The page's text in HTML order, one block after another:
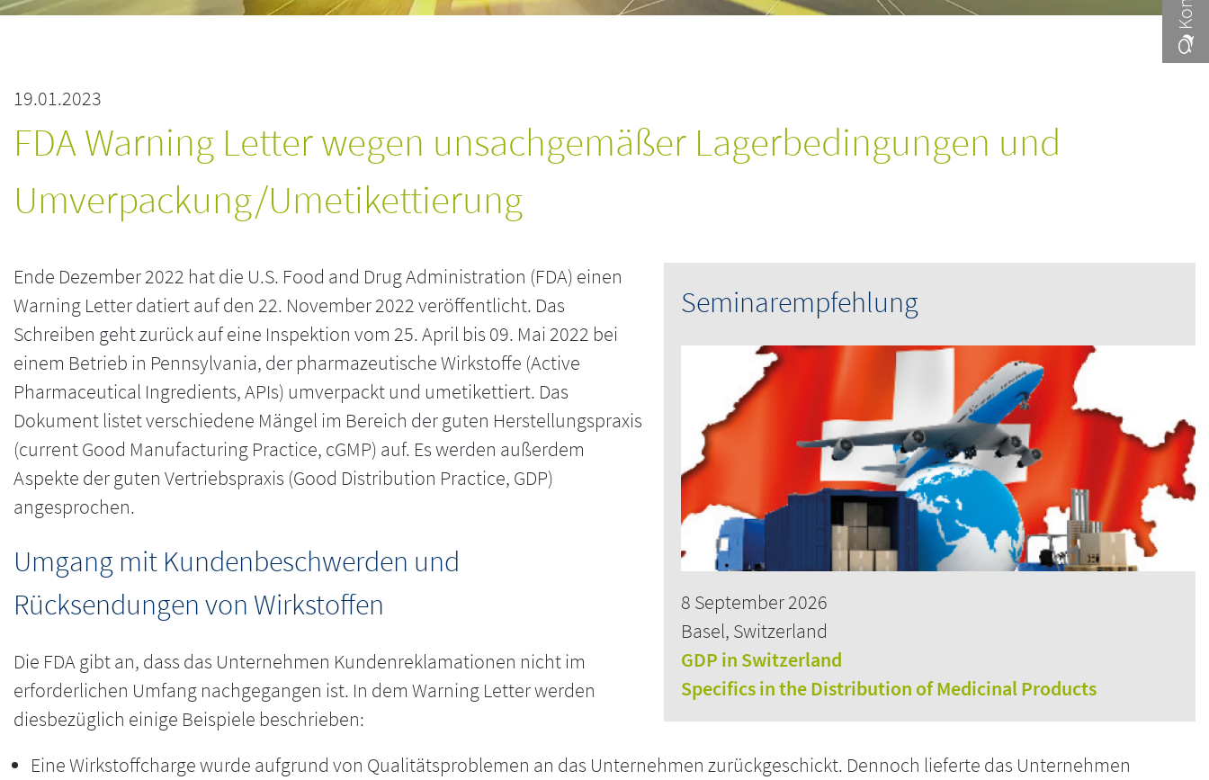
19.01.2023
FDA Warning Letter wegen unsachgemäßer Lagerbedingungen und
Umverpackung/Umetikettierung
Seminarempfehlung
8 September 2026
Basel, Switzerland
GDP in Switzerland
Specifics in the Distribution of Medicinal Products
Ende Dezember 2022 hat die U.S. Food and Drug Administration (FDA) einen
Warning Letter datiert auf den 22. November 2022 veröffentlicht. Das
Schreiben geht zurück auf eine Inspektion vom 25. April bis 09. Mai 2022 bei
einem Betrieb in Pennsylvania, der pharmazeutische Wirkstoffe (Active
Pharmaceutical Ingredients, APIs) umverpackt und umetikettiert. Das
Dokument listet verschiedene Mängel im Bereich der guten Herstellungspraxis
(current Good Manufacturing Practice, cGMP) auf. Es werden außerdem
Aspekte der guten Vertriebspraxis (Good Distribution Practice, GDP)
angesprochen.
Umgang mit Kundenbeschwerden und
Rücksendungen von Wirkstoffen
Die FDA gibt an, dass das Unternehmen Kundenreklamationen nicht im
erforderlichen Umfang nachgegangen ist. In dem Warning Letter werden
diesbezüglich einige Beispiele beschrieben:
Eine Wirkstoffcharge wurde aufgrund von Qualitätsproblemen an das Unternehmen zurückgeschickt. Dennoch lieferte das Unternehmen